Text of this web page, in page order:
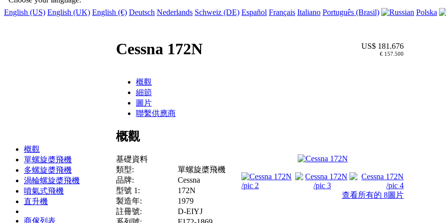
English (US) English (UK) English (€) Deutsch Nederlands Schweiz (DE) Español Français Italiano Português (Brasil) Polska
概觀
單螺旋槳飛機
多螺旋槳飛機
渦輪螺旋槳飛機
噴氣式飛機
直升機
商傢列表
Cessna 172N US$ 181.676
€ 157.500
概觀
細節
圖片
聯繫供應商
概觀
基礎資料
類型:
單螺旋槳飛機
品牌:
Cessna
型號 1:
172N
製造年:
1979
註冊號:
D-EIYJ
查看所有的 8圖片